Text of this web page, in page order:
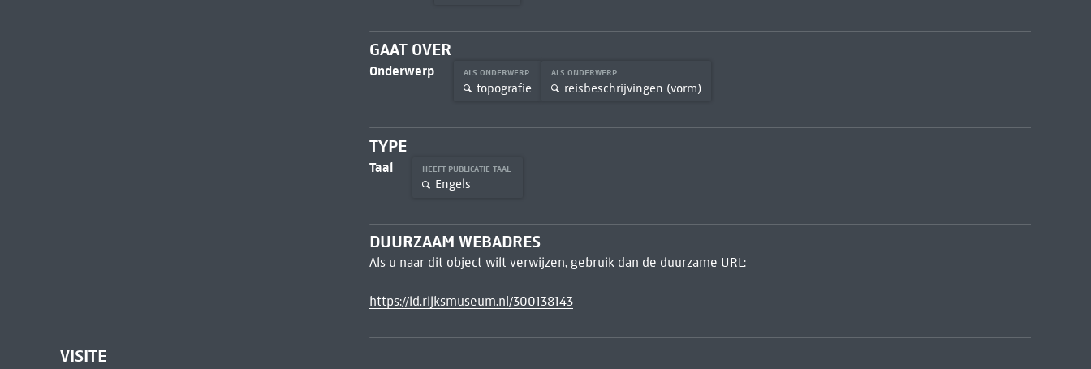
GAAT OVER
Onderwerp ALS ONDERWERP
topografie
ALS ONDERWERP
reisbeschrijvingen (vorm)
TYPE
Taal HEEFT PUBLICATIE TAAL
Engels
DUURZAAM WEBADRES
Als u naar dit object wilt verwijzen, gebruik dan de duurzame URL:
https://id.rijksmuseum.nl/300138143
VISITE